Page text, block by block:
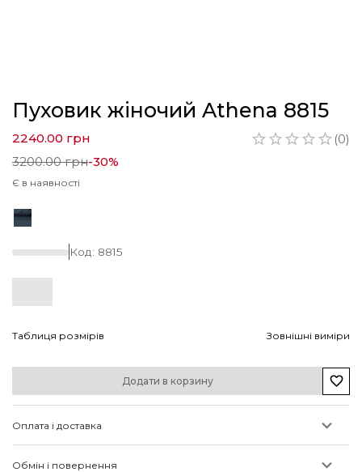
Пуховик жіночий Athena 8815
(0)
2240.00 грн
3200.00грн-30%
Є в наявності
Код: 8815
Таблиця розмірів Зовнішні виміри
Додати в корзину
Оплата і доставка
Обмін і повернення